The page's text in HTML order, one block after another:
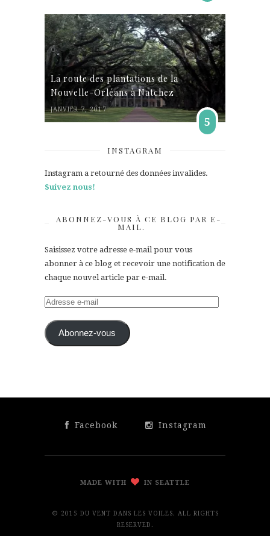
La route des plantations de la
Nouvelle-Orléans à Natchez
JANVIER 7, 2017
5
INSTAGRAM
Instagram a retourné des données invalides.
Suivez nous!
ABONNEZ-VOUS À CE BLOG PAR E-
MAIL.
Saisissez votre adresse e-mail pour vous
abonner à ce blog et recevoir une notification de
chaque nouvel article par e-mail.
Adresse
mail Abonnez-vous
Facebook Instagram
MADE WITH IN SEATTLE
© 2015 DU VENT DANS LES VOILES. ALL RIGHTS
RESERVED.